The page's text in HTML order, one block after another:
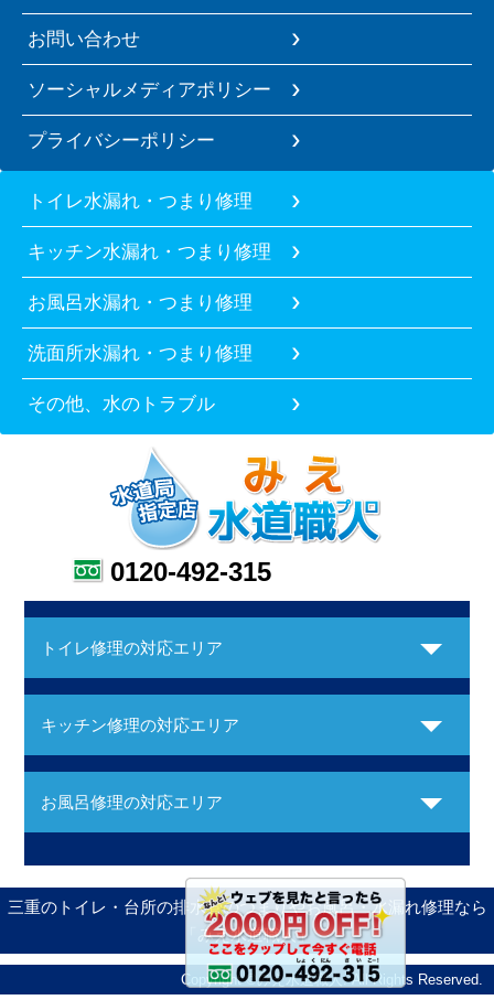
お問い合わせ
ソーシャルメディアポリシー
プライバシーポリシー
トイレ水漏れ・つまり修理
キッチン水漏れ・つまり修理
お風呂水漏れ・つまり修理
洗面所水漏れ・つまり修理
その他、水のトラブル
0120-492-315
トイレ修理の対応エリア
キッチン修理の対応エリア
お風呂修理の対応エリア
三重のトイレ・台所の排水管のつまりやお風呂・水漏れ修理なら
「みえ水道職人」
Copyright ©みえ水道職人. All Rights Reserved.